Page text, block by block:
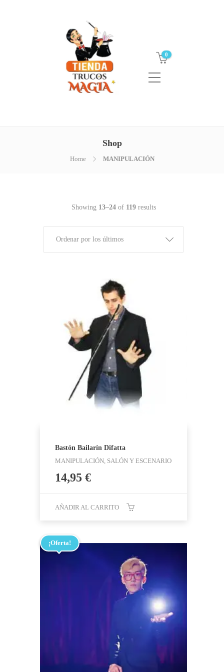
0
Shop
Home MANIPULACIÓN
Showing 13–24of 119results
Ordenar por los últimos
Bastón Bailarín Difatta
MANIPULACIÓN, SALÓN Y ESCENARIO
14,95 €
AÑADIR AL CARRITO
¡Oferta!